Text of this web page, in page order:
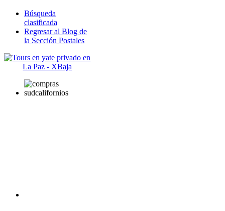
Búsqueda
clasificada
Regresar al Blog de
la Sección Postales